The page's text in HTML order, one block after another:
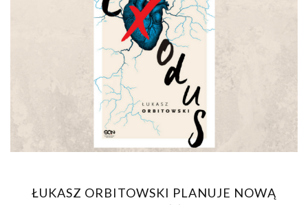
ŁUKASZ ORBITOWSKI PLANUJE NOWĄ